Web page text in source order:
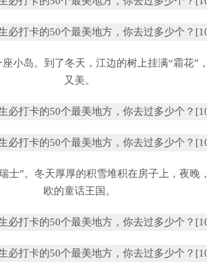
小岛。到了冬天，江边的树上挂满“霜花”
又美。
士”。冬天厚厚的积雪堆积在房子上，夜晚
欧的童话王国。